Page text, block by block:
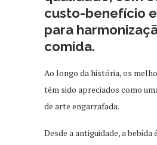
custo-benefício
para
comida.
Ao longo da história, os
têm sido apreciados como
de arte engarrafada.
Desde a antiguidade, a bebida